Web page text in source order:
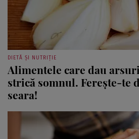
DIETĂ ȘI NUTRIȚIE
Alimentele care dau
strică somnul. Ferește-te